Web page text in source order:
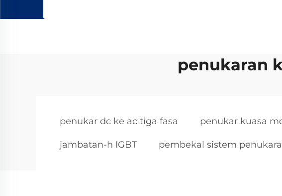
penukaran
penukar dc ke ac tiga fasa penukar kuasa
jambatan-h IGBT pembekal sistem